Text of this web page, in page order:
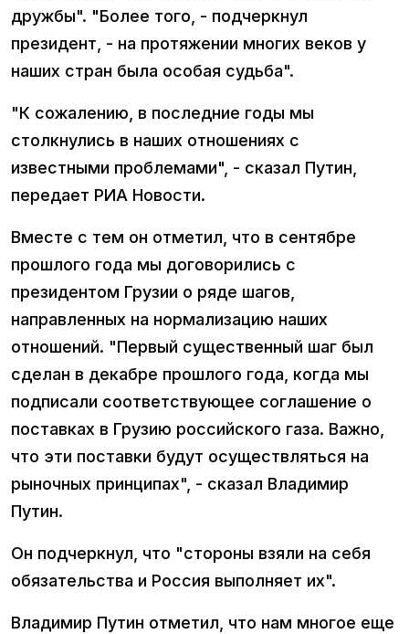
дружбы". "Более того, - подчеркнул
президент, - на протяжении многих веков у
наших стран была особая судьба".
"К сожалению, в последние годы мы
столкнулись в наших отношениях с
известными проблемами", - сказал Путин,
передает РИА Новости.
Вместе с тем он отметил, что в сентябре
прошлого года мы договорились с
президентом Грузии о ряде шагов,
направленных на нормализацию наших
отношений. "Первый существенный шаг был
сделан в декабре прошлого года, когда мы
подписали соответствующее соглашение о
поставках в Грузию российского газа. Важно,
что эти поставки будут осуществляться на
рыночных принципах", - сказал Владимир
Путин.
Он подчеркнул, что "стороны взяли на себя
обязательства и Россия выполняет их".
Владимир Путин отметил, что нам многое еще